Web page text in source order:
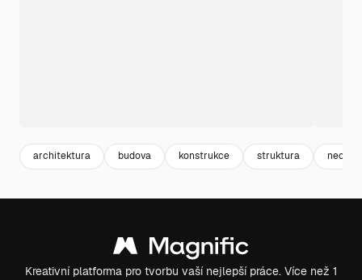
architektura budova konstrukce struktura neon
Kreativní platforma pro tvorbu vaší nejlepší práce. Více než 1